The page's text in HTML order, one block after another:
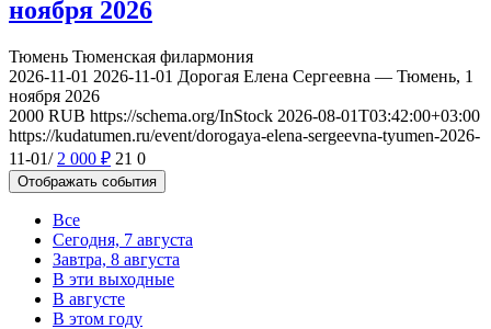
ноября 2026
Тюмень Тюменская филармония
2026-11-01 2026-11-01 Дорогая Елена Сергеевна — Тюмень, 1
ноября 2026
2000 RUB https://schema.org/InStock 2026-08-01T03:42:00+03:00
https://kudatumen.ru/event/dorogaya-elena-sergeevna-tyumen-2026-
11-01/ 2 000 ₽ 21 0
Отображать события
Все
Сегодня, 7 августа
Завтра, 8 августа
В эти выходные
В августе
В этом году